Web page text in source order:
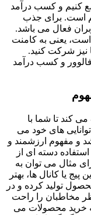
کنیم و کسب درآمد
است. برای جذب
فعال می باشد.
است، یعنی به کامنت
نیز شرکت کنید.
و کسب درآمد
کند تا شما با
های خود می
و مفهوم ارزشمند و
دسته ای از
مثال می توان به
یا کانال ها، بهتر
تولید کرده و در
مخاطبان را راحت
خرید محصولات می